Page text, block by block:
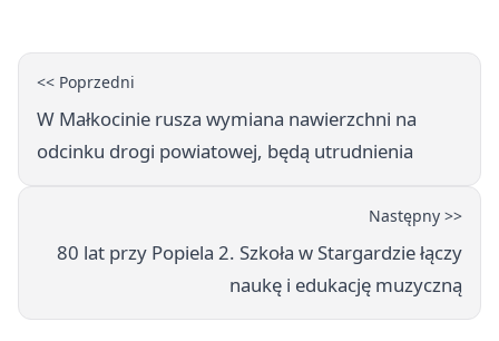
<< Poprzedni
W Małkocinie rusza wymiana nawierzchni na
odcinku drogi powiatowej, będą utrudnienia
Następny >>
80 lat przy Popiela 2. Szkoła w Stargardzie łączy
naukę i edukację muzyczną